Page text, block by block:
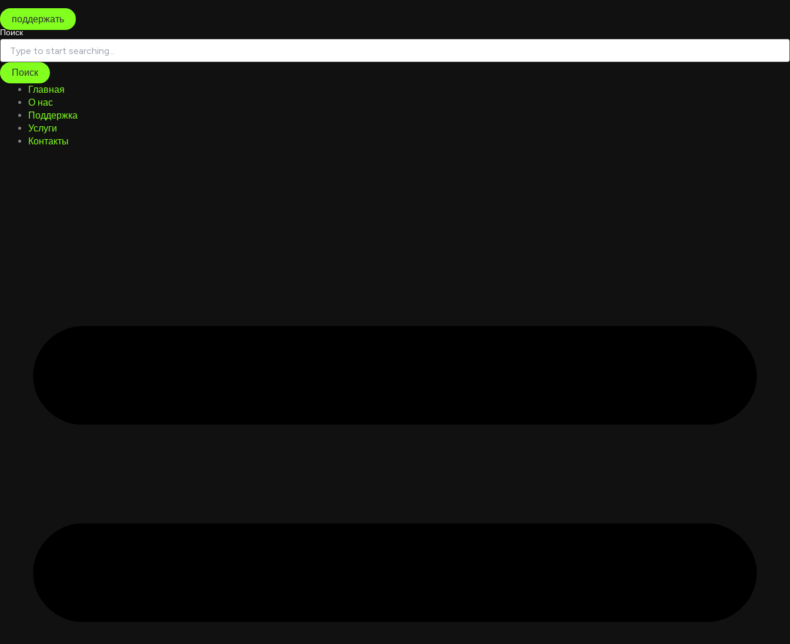
Перейти
к
содержимому
поддержать
Поиск
Поиск
Главная
О нас
Поддержка
Услуги
Контакты